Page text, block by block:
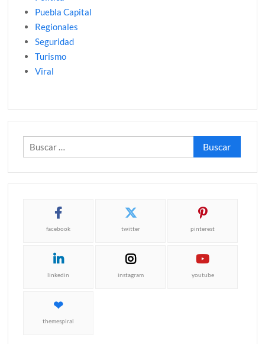
Puebla Capital
Regionales
Seguridad
Turismo
Viral
Buscar:
facebook twitter pinterest
linkedin instagram youtube
themespiral